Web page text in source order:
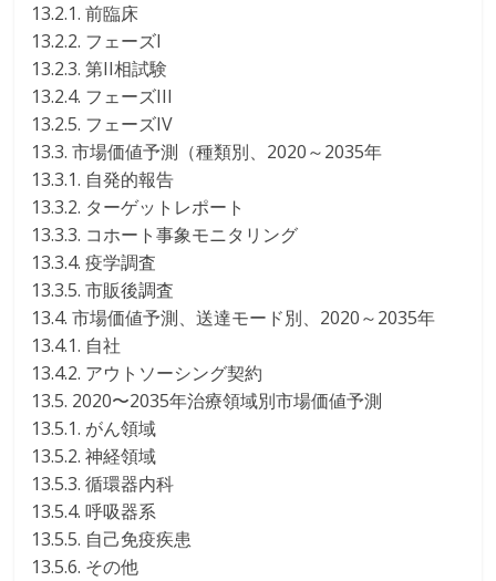
13.2.1. 前臨床
13.2.2. フェーズI
13.2.3. 第II相試験
13.2.4. フェーズIII
13.2.5. フェーズIV
13.3. 市場価値予測（種類別、2020～2035年
13.3.1. 自発的報告
13.3.2. ターゲットレポート
13.3.3. コホート事象モニタリング
13.3.4. 疫学調査
13.3.5. 市販後調査
13.4. 市場価値予測、送達モード別、2020～2035年
13.4.1. 自社
13.4.2. アウトソーシング契約
13.5. 2020〜2035年治療領域別市場価値予測
13.5.1. がん領域
13.5.2. 神経領域
13.5.3. 循環器内科
13.5.4. 呼吸器系
13.5.5. 自己免疫疾患
13.5.6. その他